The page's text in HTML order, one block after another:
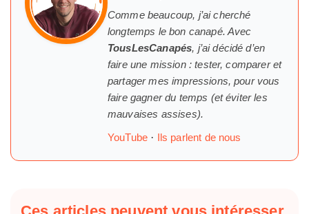
Comme beaucoup, j’ai cherché
longtemps lebon canapé. Avec
TousLesCanapés, j’ai décidé d’en
faire une mission : tester, comparer et
partager mes impressions, pour vous
faire gagner du temps (et éviter les
mauvaises assises).
YouTube · Ils parlent de nous